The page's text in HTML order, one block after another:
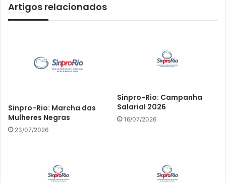
Artigos relacionados
Sinpro-Rio: Marcha das
Mulheres Negras
23/07/2026
Sinpro-Rio: Campanha
Salarial 2026
16/07/2026